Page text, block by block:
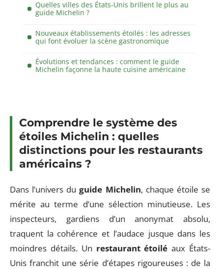
Quelles villes des États-Unis brillent le plus au
guide Michelin ?
Nouveaux établissements étoilés : les adresses
qui font évoluer la scène gastronomique
Évolutions et tendances : comment le guide
Michelin façonne la haute cuisine américaine
Comprendre le système des
étoiles Michelin : quelles
distinctions pour les restaurants
américains ?
Dans l’univers duguide Michelin, chaque étoile se
mérite au terme d’une sélection minutieuse. Les
inspecteurs, gardiens d’un anonymat absolu,
traquent la cohérence et l’audace jusque dans les
moindres détails. Un restaurant étoilé aux États-
Unis franchit une série d’étapes rigoureuses : de la